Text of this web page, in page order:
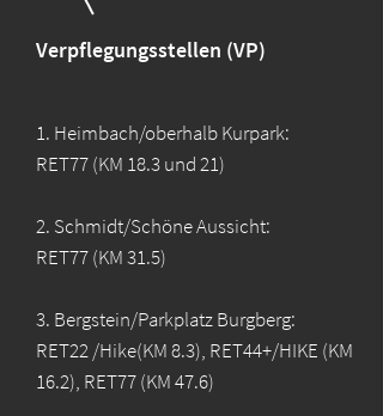
Verpflegungsstellen (VP)
1. Heimbach/oberhalb Kurpark:
RET77 (KM 18.3 und 21)
2. Schmidt/Schöne Aussicht:
RET77 (KM 31.5)
3. Bergstein/Parkplatz Burgberg:
RET22 /Hike(KM 8.3), RET44+/HIKE (KM
16.2), RET77 (KM 47.6)